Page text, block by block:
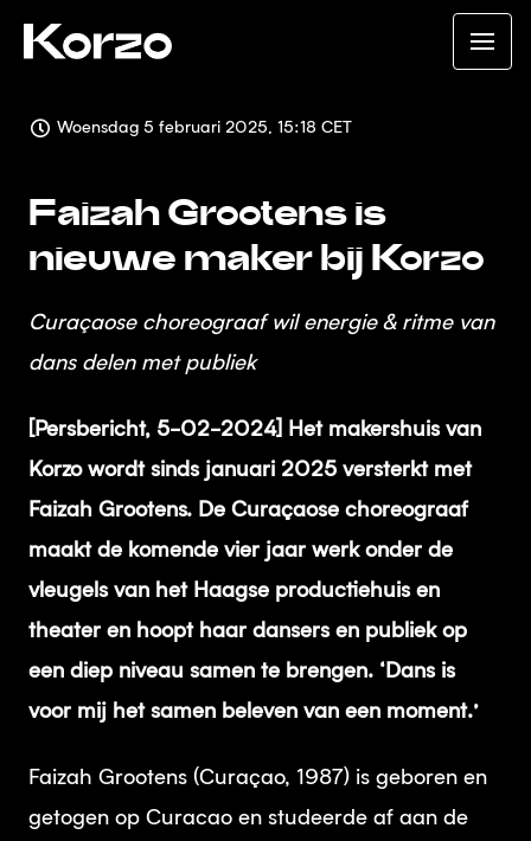
Woensdag 5 februari 2025, 15:18 CET
Faizah Grootens is
nieuwe maker bij Korzo
Curaçaose choreograaf wil energie & ritme van
dans delen met publiek
[Persbericht, 5-02-2024] Het makershuis van
Korzo wordt sinds januari 2025 versterkt met
Faizah Grootens. De Curaçaose choreograaf
maakt de komende vier jaar werk onder de
vleugels van het Haagse productiehuis en
theater en hoopt haar dansers en publiek op
een diep niveau samen te brengen. ‘Dans is
voor mij het samen beleven van een moment.’
Faizah Grootens (Curaçao, 1987) is geboren en
getogen op Curacao en studeerde af aan de